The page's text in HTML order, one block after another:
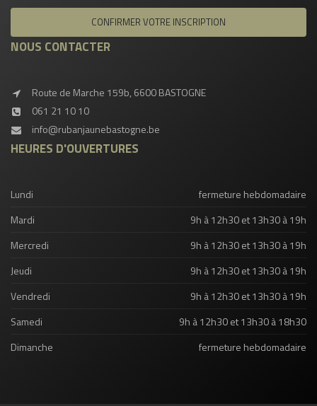
NOUS CONTACTER
Route de Marche 159b, 6600 BASTOGNE
061 21 10 10
info@rubanjaunebastogne.be
HEURES D'OUVERTURES
Lundi
fermeture hebdomadaire
Mardi
9h à 12h30 et 13h30 à 19h
Mercredi
9h à 12h30 et 13h30 à 19h
Jeudi
9h à 12h30 et 13h30 à 19h
Vendredi
9h à 12h30 et 13h30 à 19h
Samedi
9h à 12h30 et 13h30 à 18h30
Dimanche
fermeture hebdomadaire